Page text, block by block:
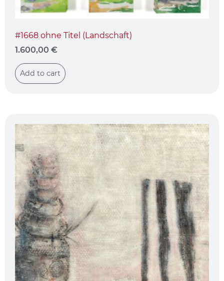
#1668 ohne Titel (Landschaft)
1.600,00 €
Add to cart